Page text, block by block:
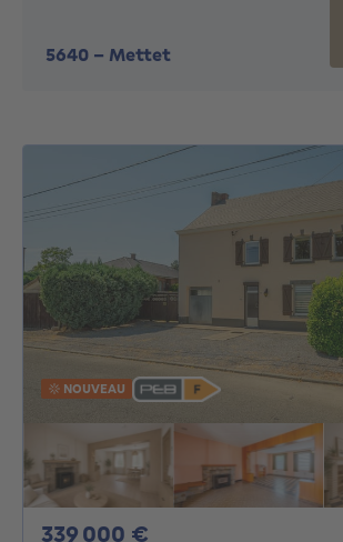
5640 - Mettet
NOUVEAU
339 000 €